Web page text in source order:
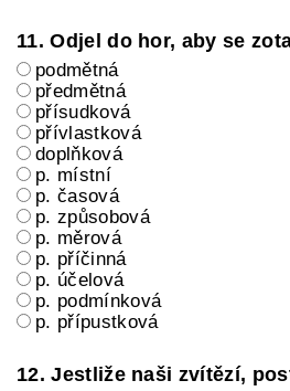
11. Odjel do hor, aby se
podmětná
předmětná
přísudková
přívlastková
doplňková
p. místní
p. časová
p. způsobová
p. měrová
p. příčinná
p. účelová
p. podmínková
p. přípustková
12. Jestliže naši zvítězí,